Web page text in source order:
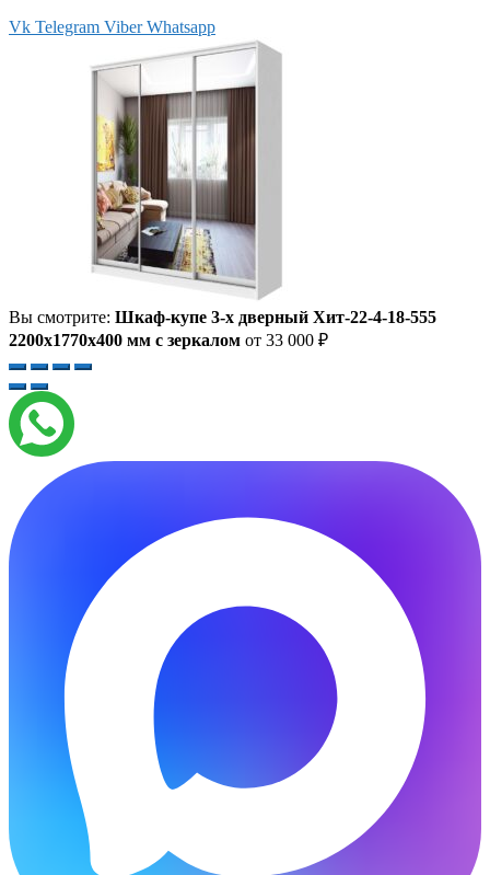
Vk Telegram Viber Whatsapp
Вы смотрите: Шкаф-купе 3-х дверный Хит-22-4-18-555
2200x1770x400 мм с зеркалом от 33 000 ₽